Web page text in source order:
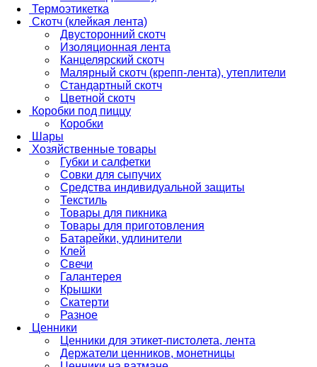
Термоэтикетка
Скотч (клейкая лента)
Двусторонний скотч
Изоляционная лента
Канцелярский скотч
Малярный скотч (крепп-лента), утеплители
Стандартный скотч
Цветной скотч
Коробки под пиццу
Коробки
Шары
Хозяйственные товары
Губки и салфетки
Совки для сыпучих
Средства индивидуальной защиты
Текстиль
Товары для пикника
Товары для приготовления
Батарейки, удлинители
Клей
Свечи
Галантерея
Крышки
Скатерти
Разное
Ценники
Ценники для этикет-пистолета, лента
Держатели ценников, монетницы